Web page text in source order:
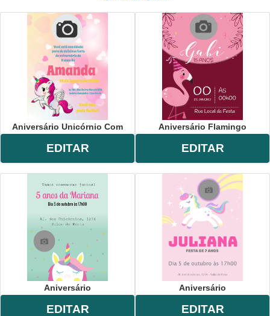
Aniversário Unicórnio Com
EDITAR
Aniversário Flamingo
EDITAR
Aniversário
EDITAR
Aniversário
EDITAR